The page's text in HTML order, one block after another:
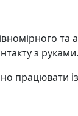
та
з руками.
працювати